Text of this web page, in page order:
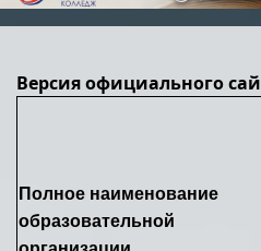
Версия официального
Полное наименование
образовательной